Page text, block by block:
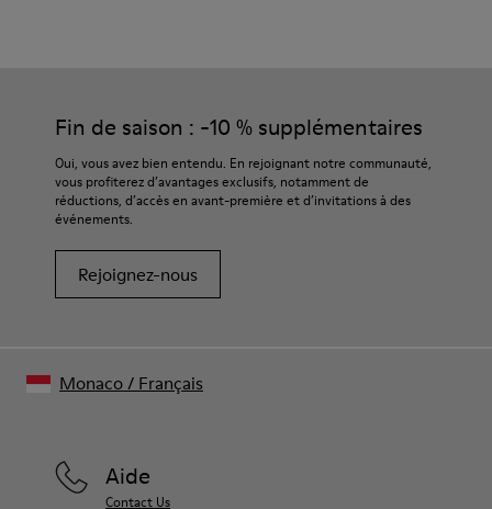
EVA
74% textil (90% lana - 10% poliéster) 26% poliéster reciclado
produits d’entretien adaptés garantira la protection et la
durabilité accrue de vos chaussures.
Pour obtenir des instructions détaillées sur l’entretien de
votre paire de chaussures, consultez notreguide d’entretien
Fin de saison : -10 % supplémentaires
Oui, vous avez bien entendu. En rejoignant notre communauté,
vous profiterez d’avantages exclusifs, notamment de
réductions, d’accès en avant-première et d’invitations à des
événements.
Rejoignez-nous
Aide
Contact Us
Monaco/ Français